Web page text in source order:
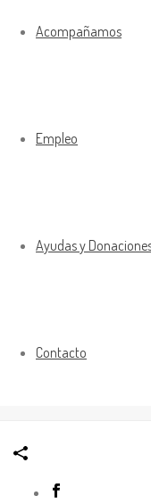
Acompañamos
Empleo
Ayudas y
Contacto